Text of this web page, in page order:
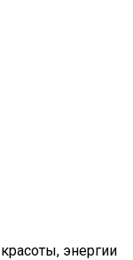
энергии